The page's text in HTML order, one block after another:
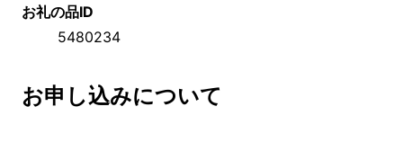
お礼の品ID
5480234
お申し込みについて